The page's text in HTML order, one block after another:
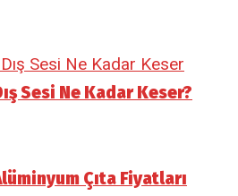
Sesi Ne Kadar Keser?
Çıta Fiyatları